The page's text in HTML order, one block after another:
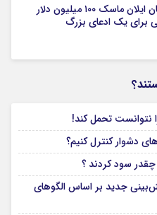
یک ساعت از زمان ایلان ماسک ۱۰۰ میلیون دلار
برای یک ادعای بزرگ
نتوانست تحمل کند!
دشوار کنترل کنیم؟
سود کردند ؟
جدید بر اساس الگوهای